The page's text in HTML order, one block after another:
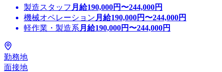
製造スタッフ 月給190,000円〜244,000円
機械オペレーション 月給190,000円〜244,000円
軽作業・製造系 月給190,000円〜244,000円
勤務地
面接地